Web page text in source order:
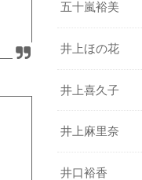
五十嵐裕美
井上ほの花
井上喜久子
井上麻里奈
井口裕香